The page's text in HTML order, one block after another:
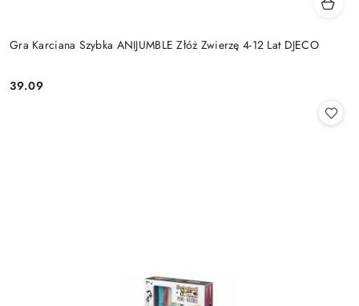
Gra Karciana Szybka ANIJUMBLE Złóż Zwierzę 4-12 Lat DJECO
Cena:
39.09